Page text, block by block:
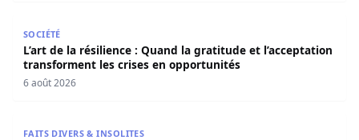
SOCIÉTÉ
L’art de la résilience : Quand la gratitude et l’acceptation
transforment les crises en opportunités
6 août 2026
FAITS DIVERS & INSOLITES